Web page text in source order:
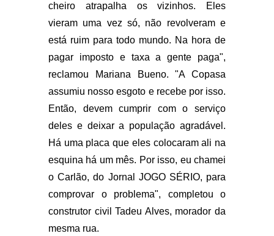
cheiro atrapalha os vizinhos. Eles
vieram uma vez só, não revolveram e
está ruim para todo mundo. Na hora de
pagar imposto e taxa a gente paga",
reclamou Mariana Bueno. "A Copasa
assumiu nosso esgoto e recebe por isso.
Então, devem cumprir com o serviço
deles e deixar a população agradável.
Há uma placa que eles colocaram ali na
esquina há um mês. Por isso, eu chamei
o Carlão, do Jornal JOGO SÉRIO, para
comprovar o problema", completou o
construtor civil Tadeu Alves, morador da
mesma rua.